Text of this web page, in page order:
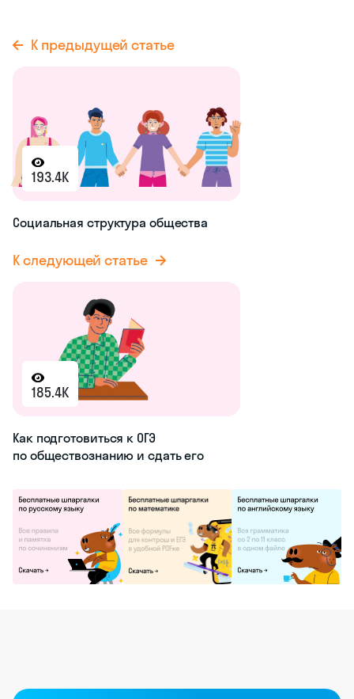
чтобы избежать подлога;
независимые наблюдатели и т. д.
Подумайте…
К чему могут привести выборы,
честность которых не контролируют?
зрения народа и власти.
Выборы — это сложная система,
Чтобы повысить шансы на более
высокий балл, рекомендуем заранее
подготовиться к экзамену. Повторить
определение выборов, их виды и
другие темы можно с учителем на
онлайн-уроках обществознания
интересные дискуссии с
преподавателемо жизни общества.
Познакомьтесь с платформой на
вводном уроке — это бесплатно.
Комментарии
Новые